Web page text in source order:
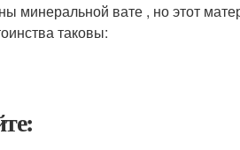
минеральной вате , но этот
таковы: